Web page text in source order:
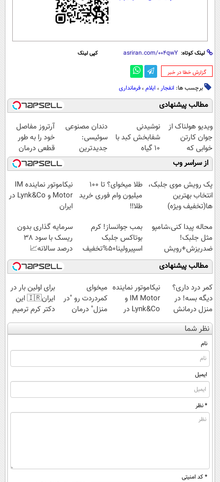
لینک کوتاه: کپی لینک
‌گزارش خطا در خبر
برچسب ها: انفجار ، ایلام ، فرمانداری
مطالب پیشنهادی
ویدیو هولناک از
جوان کارتن
خوابی که
میلیاردر شد.
آموزش رایگان
نوشیدنی
شفابخش کبد با
10 گیاه
موثر(تخفیف تا
امشب)
دندان مصنوعی
سوئیسی:
جدیدترین
فناوری اروپا،
سبک و مقاوم |
پرداخت قسطی
آرتروز مفاصل
خود را به طور
قطعی درمان
کنید!
◗پرسش‌نامه◖
از سراسر وب
پک رویش موی جلبک،
انتخاب بهترین
ها(تخفیف ویژه)
طلا میخوای؟ تا 100
میلیون وام فوری خرید
طلا‼️
نیکاموتور نماینده IM
Motor و Lynk&Co در
ایران
محاله پیدا کنی،شامپو
مثل جلبک!
ضدریزش+رویش
مجدد40%تخفیف
بمب جوانساز! کرم
بوتاکس جلبک
اسپیرولینا50%تخفیف
سرمایه گذاری بدون
ریسک با سود 38
درصد سالانه📈
مطالب پیشنهادی
کمر درد داری؟
دیگه بسه! در
منزل درمانش
کن
(◀پرسش‌نامه)
نیکاموتور نماینده
IM Motor و
Lynk&Co در
ایران
میخوای
کمردردت رو "در
منزل" درمان
کنی؟ (◂فیلم +
◂پرسش‌نامه)
برای اولین بار در
ایران🇮🇷 این
دکتر کرم ترمیم
کننده 23 روزه
ساخت!
نظر شما
نام
ایمیل
* نظر
* کد امنیتی